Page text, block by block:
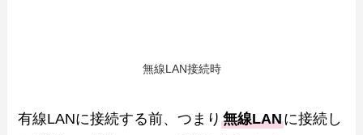
無線LAN接続時
有線LANに接続する前、つまり無線LANに接続し